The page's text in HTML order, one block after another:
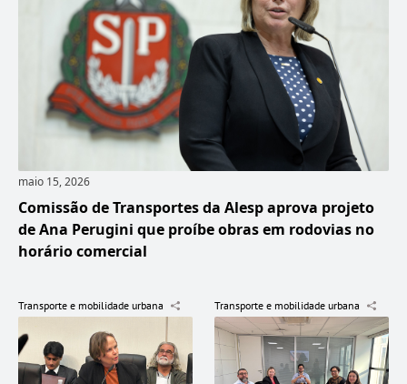
maio 15, 2026
Comissão de Transportes da Alesp aprova projeto
de Ana Perugini que proíbe obras em rodovias no
horário comercial
Transporte e mobilidade urbana Transporte e mobilidade urbana